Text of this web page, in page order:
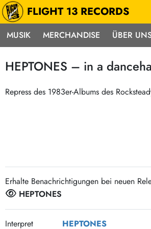
FLIGHT 13 RECORDS
MUSIK
Musik
Alle Neuheiten
Pre-Order
Mehr…
Soundtracks
Punk / HC
Hardcore
Emo
60s /
Gitarre
MERCHANDISE ÜBER
HEPTONES – in a
Repress des 1983er-Albums des
Erhalte Benachrichtigungen bei neuen
HEPTONES
Interpret HEPTONES